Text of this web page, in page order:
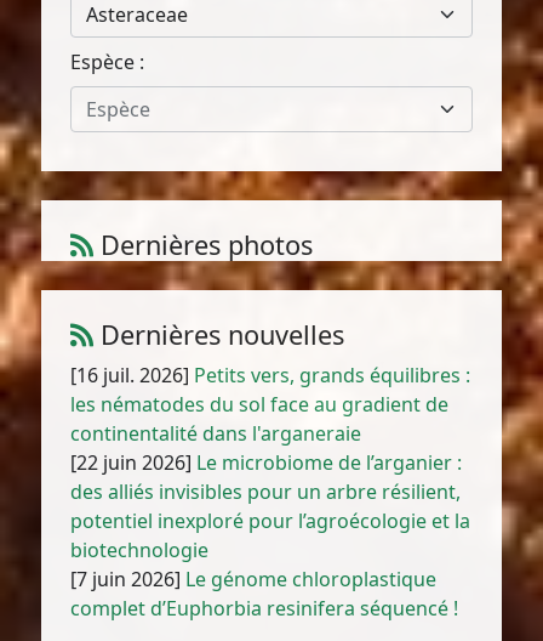
Asteraceae
Espèce :
Espèce
Dernières photos
Atriplex parvifolia Lowe
Dernières nouvelles
[16 juil. 2026] Petits vers, grands équilibres :
les nématodes du sol face au gradient de
continentalité dans l'arganeraie
[22 juin 2026] Le microbiome de l’arganier :
des alliés invisibles pour un arbre résilient,
potentiel inexploré pour l’agroécologie et la
biotechnologie
[7 juin 2026] Le génome chloroplastique
complet d’Euphorbia resinifera séquencé !